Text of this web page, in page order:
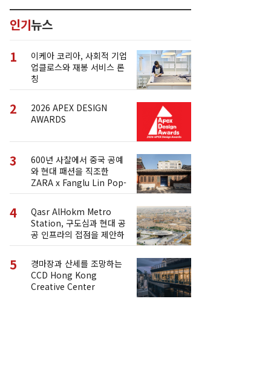
인기뉴스
1
이케아 코리아, 사회적 기업
업클로스와 재봉 서비스 론
칭
2
2026 APEX DESIGN
AWARDS
3
600년 사찰에서 중국 공예
와 현대 패션을 직조한
ZARA x Fanglu Lin Pop-
Up
4
Qasr AlHokm Metro
Station, 구도심과 현대 공
공 인프라의 접점을 제안하
다
5
경마장과 산세를 조망하는
CCD Hong Kong
Creative Center